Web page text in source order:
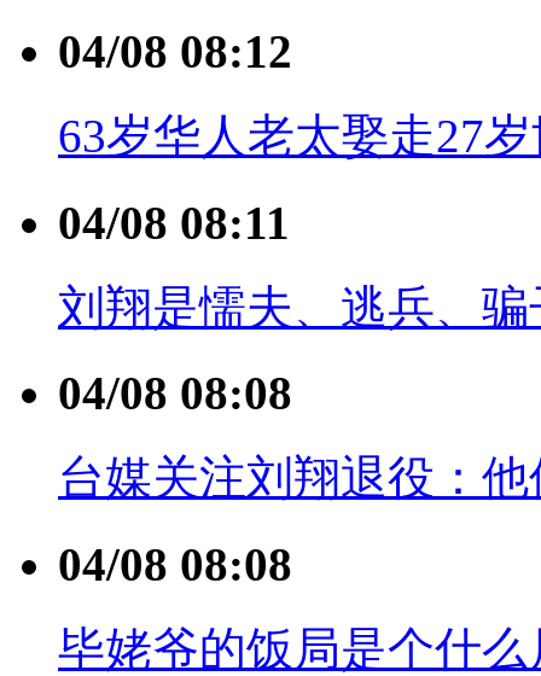
04/08 08:12
63岁华人老太娶走27
04/08 08:11
刘翔是懦夫、逃兵、骗
04/08 08:08
台媒关注刘翔退役：
04/08 08:08
毕姥爷的饭局是个什么